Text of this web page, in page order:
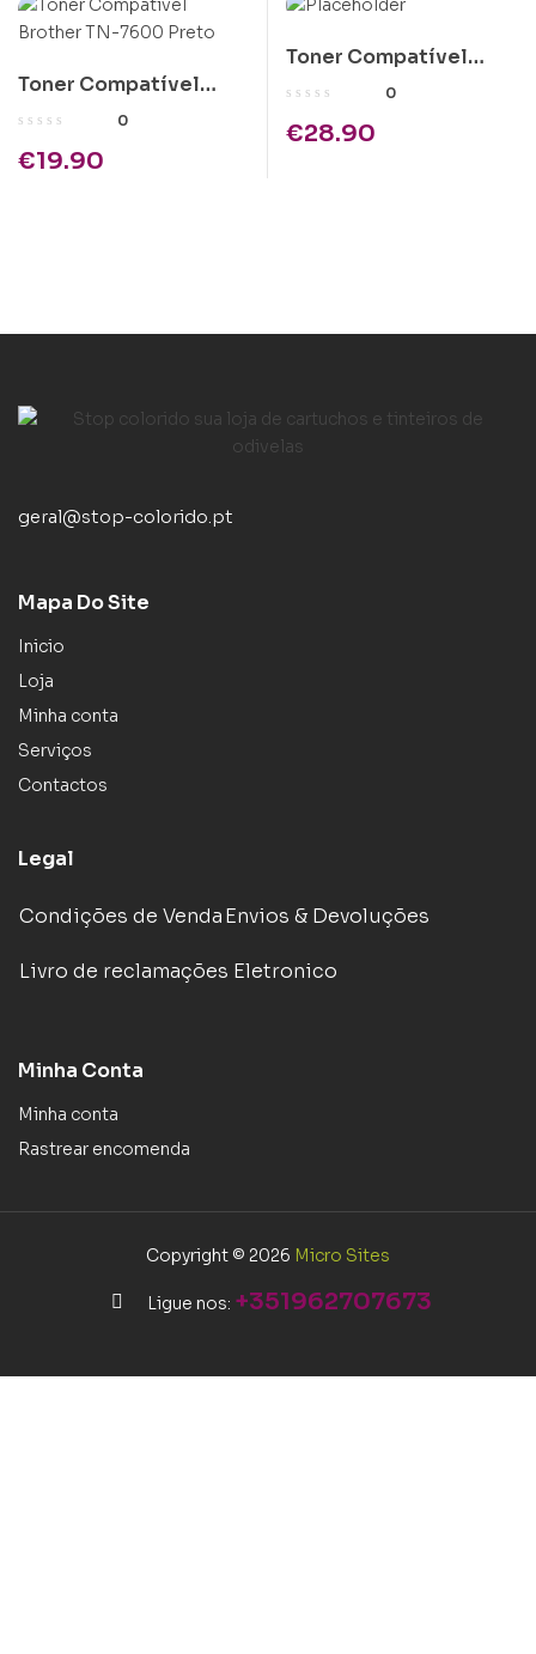
Toner Compatível
Brother TN-7600
0
€19.90
Toner Compatível
Epson C1100 Ciano
0
€28.90
geral@stop-colorido.pt
Mapa Do Site
Inicio
Loja
Minha conta
Serviços
Contactos
Legal
Condições de VendaEnvios & Devoluções
Livro de reclamações Eletronico
Minha Conta
Minha conta
Rastrear encomenda
Copyright © 2026 Micro Sites
Ligue nos: +351962707673